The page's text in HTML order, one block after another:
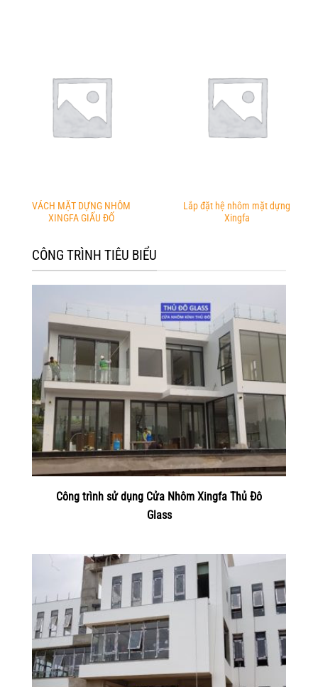
VÁCH MẶT DỰNG NHÔM
XINGFA GIẤU ĐỐ
Lắp đặt hệ nhôm mặt dựng
Xingfa
CÔNG TRÌNH TIÊU BIỂU
Công trình sử dụng Cửa Nhôm Xingfa Thủ Đô
Glass